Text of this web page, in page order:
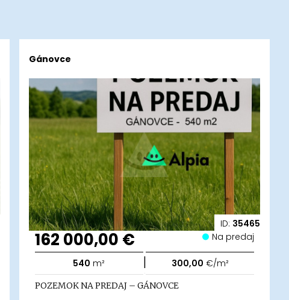
ID: 35465
Gánovce
162 000,00 € Na predaj
540 m² | 300,00 €/m²
POZEMOK NA PREDAJ – GÁNOVCE